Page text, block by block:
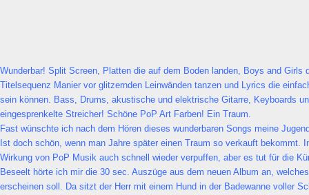
Wunderbar! Split Screen, Platten die auf dem Boden landen, Boys and Girls
Titelsequenz Manier vor glitzernden Leinwänden tanzen und Lyrics die
sein können. Bass, Drums, akustische und elektrische Gitarre, Keyboards
eingesprenkelte Streicher! Schöne PoP Art Farben! Ein Traum.
Fast wünschte ich nach dem Hören dieses wunderbaren Songs meine
Ist doch schön, wenn man Jahre später einen Traum so verkauft bekommt.
Wirkung von PoP Musik auch schnell wieder verpuffen, aber es tut für die
Beseelt hörte ich mir die 30 sec. Auszüge aus dem neuen Album an,
erscheinen soll. Da sitzt der Herr mit einem Hund in der Badewanne voller